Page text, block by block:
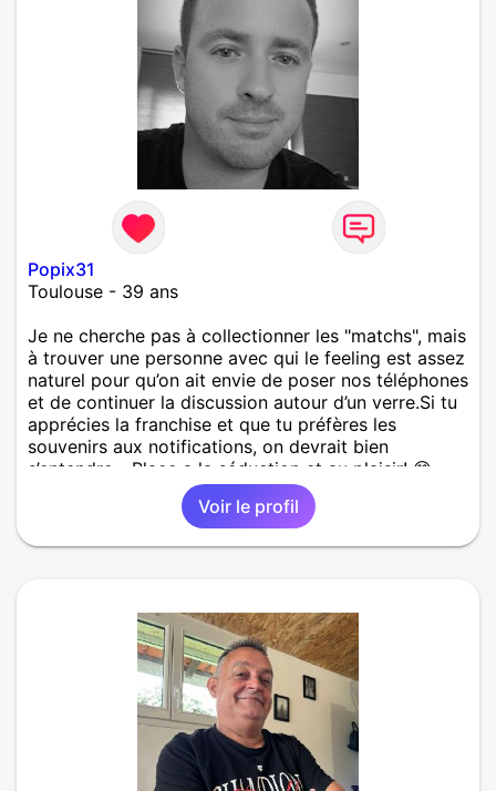
Popix31
Toulouse - 39 ans
​Je ne cherche pas à collectionner les "matchs", mais
à trouver une personne avec qui le feeling est assez
naturel pour qu’on ait envie de poser nos téléphones
et de continuer la discussion autour d’un verre. ​Si tu
apprécies la franchise et que tu préfères les
souvenirs aux notifications, on devrait bien
s’entendre... Place a la séduction et au plaisir! 😊
Voir le profil